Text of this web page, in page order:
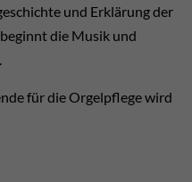
und Erklärung der
die Musik und
für die Orgelpflege wird